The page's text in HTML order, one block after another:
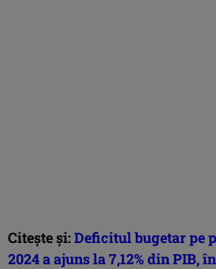
Citește și:Deficitul bugetar pe
2024 a ajuns la 7,12% din PIB,